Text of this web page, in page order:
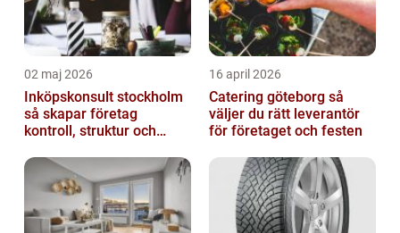
02 maj 2026
Inköpskonsult stockholm
så skapar företag
kontroll, struktur och
16 april 2026
Catering göteborg så
väljer du rätt leverantör
för företaget och festen